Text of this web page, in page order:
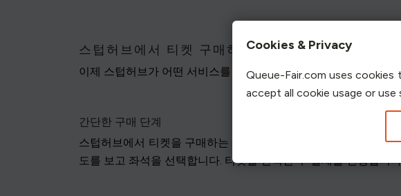
스텁허브에서 티켓 구매하기
이제 스텁허브가 어떤 서비스를 제공하는지 알았으니 티켓 구매
간단한 구매 단계
스텁허브에서 티켓을 구매하는 방법은 간단합니다. 먼저 계정을
도를 보고 좌석을 선택합니다. 티켓을 선택한 후 결제를 진행합니
Cookies & Privacy
Queue-Fair.com uses cookies
accept all cookie usage or